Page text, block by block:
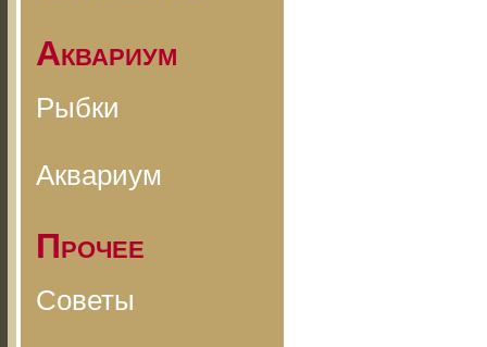
Аквариум
Рыбки
Аквариум
Прочее
Советы